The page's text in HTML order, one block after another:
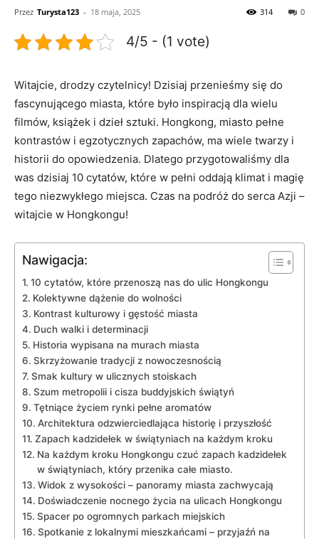
Przez Turysta123 - 18 maja, 2025 0
314
4/5 - (1 vote)
Witajcie, drodzy czytelnicy!⁢ Dzisiaj‌ przenieśmy się do‍
fascynującego ⁣miasta, które⁢ było ​inspiracją dla wielu
filmów, książek i dzieł ‌sztuki. ⁣Hongkong,⁤ miasto ⁤pełne
kontrastów i egzotycznych‌ zapachów, ma ‍wiele twarzy i
historii do opowiedzenia. Dlatego przygotowaliśmy dla
was dzisiaj 10 ‍cytatów, które⁢ w pełni oddają klimat i magię
tego ⁤niezwykłego miejsca. Czas na ⁢podróż⁣ do serca Azji –
witajcie w Hongkongu!
Nawigacja:
10 cytatów, które przenoszą nas do ‌ulic‌ Hongkongu
Kolektywne‍ dążenie do wolności
Kontrast ​kulturowy i​ gęstość miasta
Duch walki i determinacji
Historia ⁤wypisana​ na murach ‌miasta
Skrzyżowanie tradycji ⁤z‌ nowoczesnością
Smak kultury w ulicznych ⁣stoiskach
Szum metropolii i cisza buddyjskich świątyń
Tętniące życiem rynki pełne aromatów
Architektura odzwierciedlająca historię i‍ przyszłość
Zapach kadzidełek w świątyniach na każdym kroku
Na każdym kroku Hongkongu czuć⁢ zapach kadzidełek
w świątyniach, który⁢ przenika całe‍ miasto.
Widok z wysokości​ – ​panoramy miasta‌ zachwycają
Doświadczenie‍ nocnego życia na‍ ulicach ‍Hongkongu
Spacer po ogromnych parkach miejskich
Spotkanie‍ z lokalnymi mieszkańcami⁤ – przyjaźń‌ na